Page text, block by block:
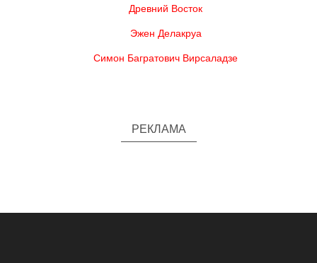
Древний Восток
Эжен Делакруа
Симон Багратович Вирсаладзе
РЕКЛАМА